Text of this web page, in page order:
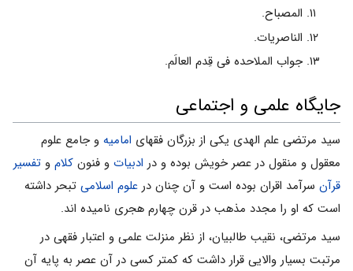
المصباح.
الناصریات.
جواب الملاحده فی قِدم العالَم.
جایگاه علمی و اجتماعی
سید مرتضی علم الهدی یکی از بزرگان فقهای امامیه و جامع علوم
معقول و منقول در عصر خویش بوده و در ادبیات و فنون کلام و تفسیر
قرآن سرآمد اقران بوده است و آن چنان در علوم اسلامی تبحر داشته
است که او را مجدد مذهب در قرن چهارم هجری نامیده اند.
سید مرتضی، نقیب طالبیان، از نظر منزلت علمی و اعتبار فقهی در
مرتبت بسیار والایی قرار داشت که کمتر کسی در آن عصر به پایه آن